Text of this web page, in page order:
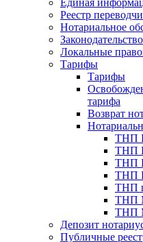
Единая
Реестр
Нотариальное
Законодательство
Локальные
Тарифы
Тарифы
тарифа
Возврат
ТНП
ТНП
ТНП
ТНП
ТНП
ТНП
ТНП
Депозит
Публичные